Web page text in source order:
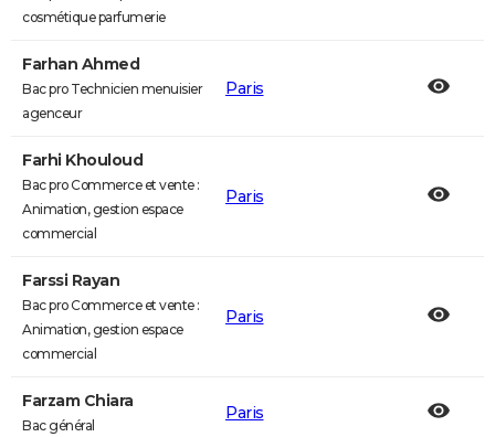
cosmétique parfumerie
Farhan Ahmed
Bac pro Technicien menuisier
agenceur
Paris
Farhi Khouloud
Bac pro Commerce et vente :
Animation, gestion espace
commercial
Paris
Farssi Rayan
Bac pro Commerce et vente :
Animation, gestion espace
commercial
Paris
Farzam Chiara
Bac général
Paris